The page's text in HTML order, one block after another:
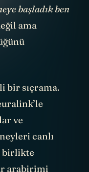
başladık ben
ama
bir sıçrama.
ve
canlı
birlikte
arabirimi